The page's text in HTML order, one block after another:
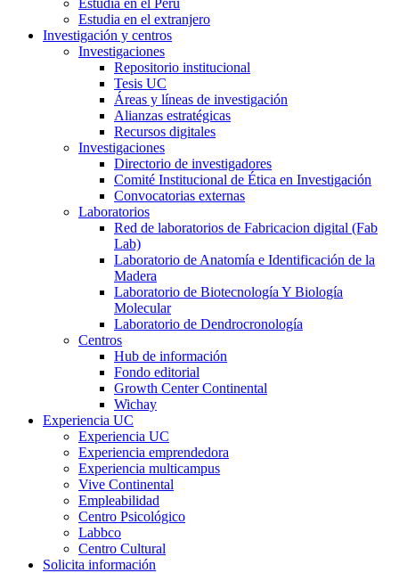
Estudia en el Perú
Estudia en el extranjero
Investigación y centros
Investigaciones
Repositorio institucional
Tesis UC
Áreas y líneas de investigación
Alianzas estratégicas
Recursos digitales
Investigaciones
Directorio de investigadores
Comité Institucional de Ética en Investigación
Convocatorias externas
Laboratorios
Red de laboratorios de Fabricacion digital (Fab
Lab)
Laboratorio de Anatomía e Identificación de la
Madera
Laboratorio de Biotecnología Y Biología
Molecular
Laboratorio de Dendrocronología
Centros
Hub de información
Fondo editorial
Growth Center Continental
Wichay
Experiencia UC
Experiencia UC
Experiencia emprendedora
Experiencia multicampus
Vive Continental
Empleabilidad
Centro Psicológico
Labbco
Centro Cultural
Solicita información